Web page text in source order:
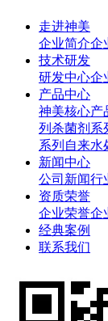
走进神美
企业简介企
技术研发
研发中心企
产品中心
神美核心产
列 杀菌剂系
系列 自来水
新闻中心
公司新闻行
资质荣誉
企业荣誉企
经典案例
联系我们